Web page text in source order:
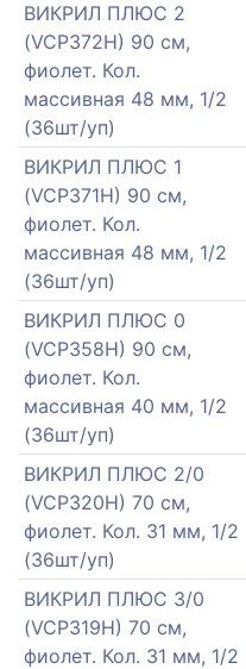
ВИКРИЛ ПЛЮС 2
(VCP372H) 90 см,
фиолет. Кол.
массивная 48 мм, 1/2
(36шт/уп)
ВИКРИЛ ПЛЮС 1
(VCP371H) 90 см,
фиолет. Кол.
массивная 48 мм, 1/2
(36шт/уп)
ВИКРИЛ ПЛЮС 0
(VCP358H) 90 см,
фиолет. Кол.
массивная 40 мм, 1/2
(36шт/уп)
ВИКРИЛ ПЛЮС 2/0
(VCP320H) 70 см,
фиолет. Кол. 31 мм, 1/2
(36шт/уп)
ВИКРИЛ ПЛЮС 3/0
(VCP319H) 70 см,
фиолет. Кол. 31 мм, 1/2